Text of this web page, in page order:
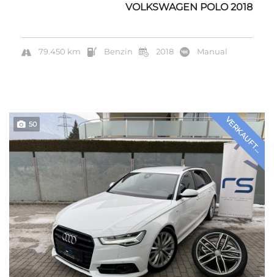
VOLKSWAGEN POLO 2018
79.450 km Benzin 2018 Manual
VERKAUFT...
50